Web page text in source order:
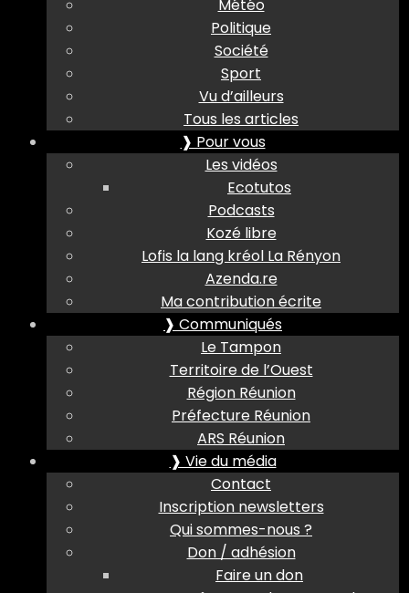
Météo
Politique
Société
Sport
Vu d’ailleurs
Tous les articles
❱ Pour vous
Les vidéos
Ecotutos
Podcasts
Kozé libre
Lofis la lang kréol La Rényon
Azenda.re
Ma contribution écrite
❱ Communiqués
Le Tampon
Territoire de l’Ouest
Région Réunion
Préfecture Réunion
ARS Réunion
❱ Vie du média
Contact
Inscription newsletters
Qui sommes-nous ?
Don / adhésion
Faire un don